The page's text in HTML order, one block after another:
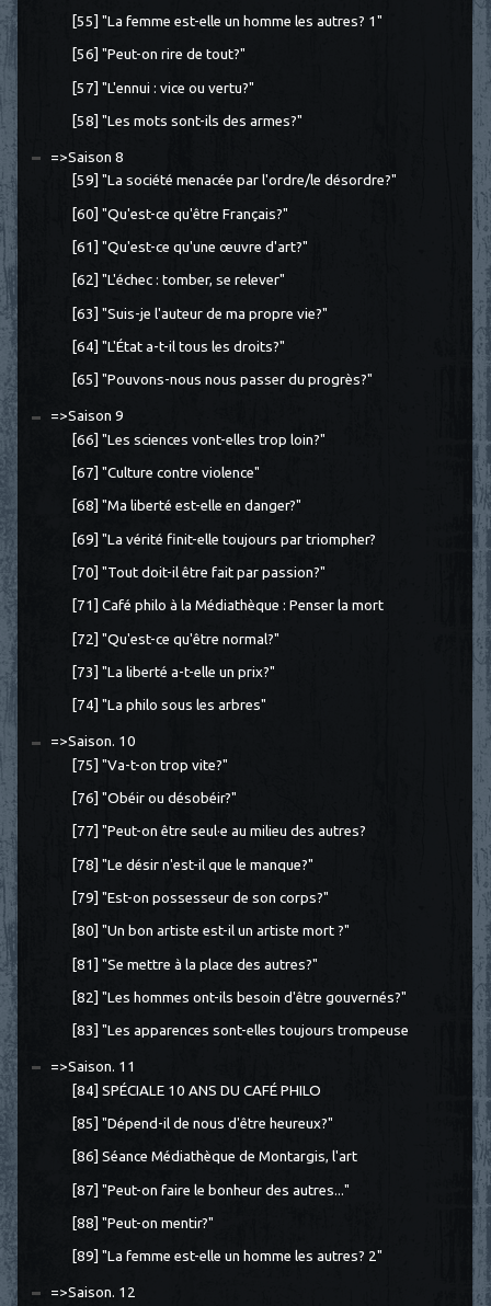
[55] "La femme est-elle un homme les autres? 1"
[56] "Peut-on rire de tout?"
[57] "L'ennui : vice ou vertu?"
[58] "Les mots sont-ils des armes?"
=>Saison 8
[59] "La société menacée par l'ordre/le désordre?"
[60] "Qu'est-ce qu'être Français?"
[61] "Qu'est-ce qu'une œuvre d'art?"
[62] "L'échec : tomber, se relever"
[63] "Suis-je l'auteur de ma propre vie?"
[64] "L'État a-t-il tous les droits?"
[65] "Pouvons-nous nous passer du progrès?"
=>Saison 9
[66] "Les sciences vont-elles trop loin?"
[67] "Culture contre violence"
[68] "Ma liberté est-elle en danger?"
[69] "La vérité finit-elle toujours par triompher?
[70] "Tout doit-il être fait par passion?"
[71] Café philo à la Médiathèque : Penser la mort
[72] "Qu'est-ce qu'être normal?"
[73] "La liberté a-t-elle un prix?"
[74] "La philo sous les arbres"
=>Saison. 10
[75] "Va-t-on trop vite?"
[76] "Obéir ou désobéir?"
[77] "Peut-on être seul·e au milieu des autres?
[78] "Le désir n'est-il que le manque?"
[79] "Est-on possesseur de son corps?"
[80] "Un bon artiste est-il un artiste mort ?"
[81] "Se mettre à la place des autres?"
[82] "Les hommes ont-ils besoin d'être gouvernés?"
[83] "Les apparences sont-elles toujours trompeuse
=>Saison. 11
[84] SPÉCIALE 10 ANS DU CAFÉ PHILO
[85] "Dépend-il de nous d'être heureux?"
[86] Séance Médiathèque de Montargis, l'art
[87] "Peut-on faire le bonheur des autres..."
[88] "Peut-on mentir?"
[89] "La femme est-elle un homme les autres? 2"
=>Saison. 12